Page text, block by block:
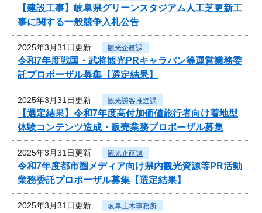
【建設工事】岐阜県グリーンスタジアム人工芝更新工
事に関する一般競争入札公告
2025年3月31日更新 観光企画課
令和7年度戦国・武将観光PRキャラバン等運営業務委
託プロポーザル募集【選定結果】
2025年3月31日更新 観光誘客推進課
【選定結果】令和7年度高付加価値旅行者向け着地型
体験コンテンツ造成・販売業務プロポーザル募集
2025年3月31日更新 観光企画課
令和7年度都市圏メディア向け県内観光資源等PR活動
業務委託プロポーザル募集【選定結果】
2025年3月31日更新 岐阜土木事務所